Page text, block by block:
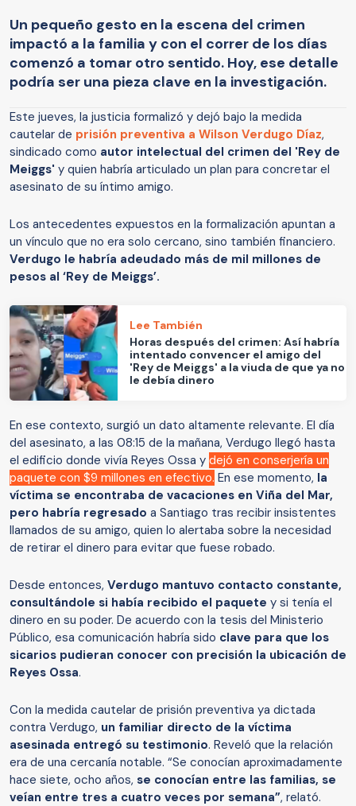
Un pequeño gesto en la escena del crimen
impactó a la familia y con el correr de los días
comenzó a tomar otro sentido. Hoy, ese detalle
podría ser una pieza clave en la investigación.
Este jueves, la justicia formalizó y dejó bajo la medida
cautelar de prisión preventiva a Wilson Verdugo Díaz,
sindicado como autor intelectual del crimen del 'Rey de
Meiggs' y quien habría articulado un plan para concretar el
asesinato de su íntimo amigo.
Los antecedentes expuestos en la formalización apuntan a
un vínculo que no era solo cercano, sino también financiero.
Verdugo le habría adeudado más de mil millones de
pesos al ‘Rey de Meiggs’.
Lee También
Horas después del crimen: Así habría
intentado convencer el amigo del
'Rey de Meiggs' a la viuda de que ya no
le debía dinero
En ese contexto, surgió un dato altamente relevante. El día
del asesinato, a las 08:15 de la mañana, Verdugo llegó hasta
el edificio donde vivía Reyes Ossa y dejó en conserjería un
paquete con $9 millones en efectivo. En ese momento, la
víctima se encontraba de vacaciones en Viña del Mar,
pero habría regresado a Santiago tras recibir insistentes
llamados de su amigo, quien lo alertaba sobre la necesidad
de retirar el dinero para evitar que fuese robado.
Desde entonces, Verdugo mantuvo contacto constante,
consultándole si había recibido el paquete y si tenía el
dinero en su poder. De acuerdo con la tesis del Ministerio
Público, esa comunicación habría sido clave para que los
sicarios pudieran conocer con precisión la ubicación de
Reyes Ossa.
Con la medida cautelar de prisión preventiva ya dictada
contra Verdugo, un familiar directo de la víctima
asesinada entregó su testimonio. Reveló que la relación
era de una cercanía notable. “Se conocían aproximadamente
hace siete, ocho años, se conocían entre las familias, se
veían entre tres a cuatro veces por semana”, relató.